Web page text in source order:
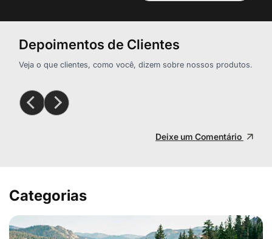
Depoimentos de Clientes
Veja o que clientes, como você, dizem sobre nossos produtos.
Deixe um Comentário
Categorias